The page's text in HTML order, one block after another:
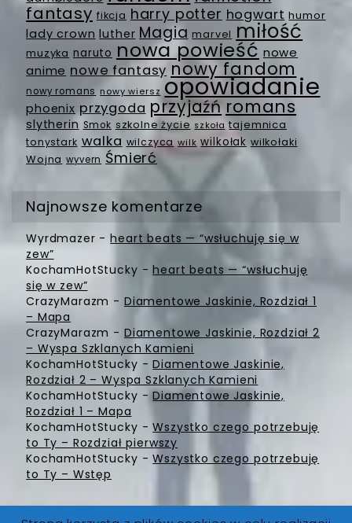
fantasy fikcja harry potter hogwart humor
lady crown luther Magia marvel miłość
muzyka naruto nowa powieść nowe
anime nowe fantasy nowy fandom
nowy romans nowy wiersz opowiadanie
phoenix przygoda przyjaźń romans
slytherin Smok szkolne życie szkoła tajemnica
tonystark walka wilczyca wilk wilkołak wilkołaki
Wojna wyvern Śmierć
Najnowsze komentarze
Wyrdmazer -heart beats — “wsłuchuję się w
zew”
KochamHotStucky -heart beats — “wsłuchuję
się w zew”
CrazyMarazm - Diamentowe Jaskinie, Rozdział 1
– Mapa
CrazyMarazm - Diamentowe Jaskinie, Rozdział 2
– Wyspa Szklanych Kamieni
KochamHotStucky -Diamentowe Jaskinie,
Rozdział 2 – Wyspa Szklanych Kamieni
KochamHotStucky -Diamentowe Jaskinie,
Rozdział 1 – Mapa
KochamHotStucky -Wszystko czego potrzebuję
to Ty – Rozdział pierwszy
KochamHotStucky -Wszystko czego potrzebuję
to Ty – Wstęp